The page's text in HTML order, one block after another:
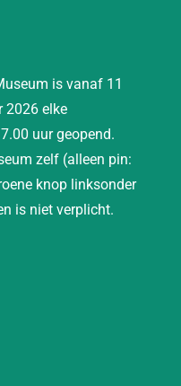
is vanaf 11
2026 elke
uur geopend.
zelf (alleen pin:
knop linksonder
is niet verplicht.